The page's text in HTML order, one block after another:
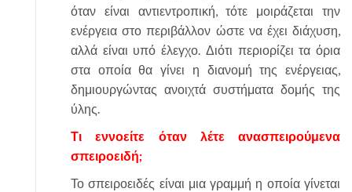
όταν είναι αντιεντροπική, τότε μοιράζεται την
ενέργεια στο περιβάλλον ώστε να έχει διάχυση,
αλλά είναι υπό έλεγχο. Διότι περιορίζει τα όρια
στα οποία θα γίνει η διανομή της ενέργειας,
δημιουργώντας ανοιχτά συστήματα δομής της
ύλης.
Τι εννοείτε όταν λέτε ανασπειρούμενα
σπειροειδή;
Το σπειροειδές είναι μια γραμμή η οποία γίνεται